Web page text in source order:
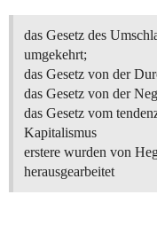
das Gesetz des
umgekehrt;
das Gesetz von der
das Gesetz von der
das Gesetz vom
Kapitalismus
erstere wurden von
herausgearbeitet